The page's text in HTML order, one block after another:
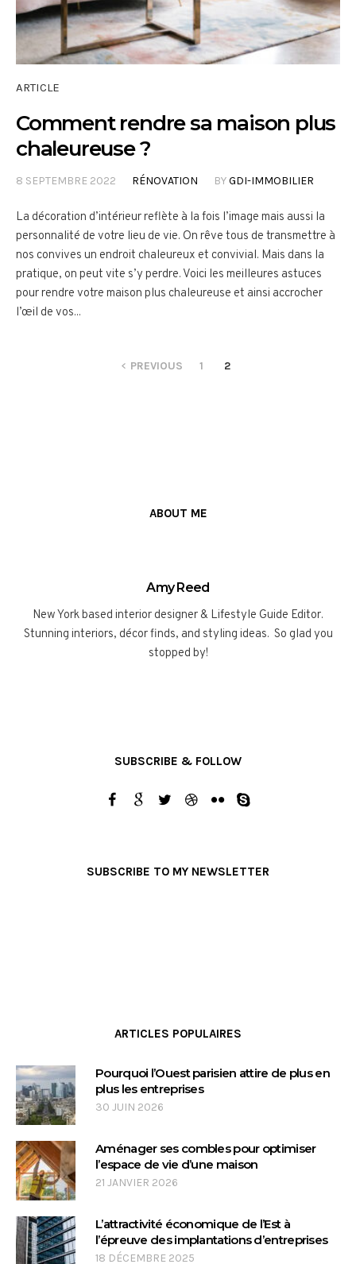
ARTICLE
Comment rendre sa maison plus
chaleureuse ?
8 SEPTEMBRE 2022 RÉNOVATION BYGDI-IMMOBILIER
La décoration d’intérieur reflète à la fois l’image mais aussi la
personnalité de votre lieu de vie. On rêve tous de transmettre à
nos convives un endroit chaleureux et convivial. Mais dans la
pratique, on peut vite s’y perdre. Voici les meilleures astuces
pour rendre votre maison plus chaleureuse et ainsi accrocher
l’œil de vos...
PREVIOUS 1 2
ABOUT ME
Amy Reed
New York based interior designer & Lifestyle Guide Editor.
Stunning interiors, décor finds, and styling ideas. So glad you
stopped by!
SUBSCRIBE & FOLLOW
SUBSCRIBE TO MY NEWSLETTER
ARTICLES POPULAIRES
Pourquoi l’Ouest parisien attire de plus en
plus les entreprises
30 JUIN 2026
Aménager ses combles pour optimiser
l’espace de vie d’une maison
21 JANVIER 2026
L’attractivité économique de l’Est à
l’épreuve des implantations d’entreprises
18 DÉCEMBRE 2025